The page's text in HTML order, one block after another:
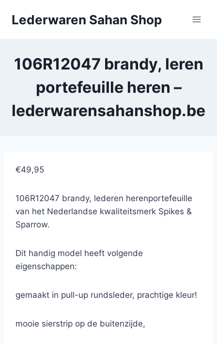
Lederwaren Sahan Shop
106R12047 brandy, leren
portefeuille heren –
lederwarensahanshop.be
€49,95
106R12047 brandy, lederen herenportefeuille
van het Nederlandse kwaliteitsmerk Spikes &
Sparrow.
Dit handig model heeft volgende
eigenschappen:
gemaakt in pull-up rundsleder, prachtige kleur!
mooie sierstrip op de buitenzijde,